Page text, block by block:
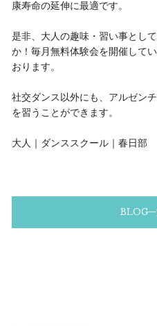
康寿命の延伸に最適です。
是非、大人の趣味・習い事とし
か！毎月無料体験会を開催して
おります。
社交ダンス以外にも、アルゼン
を習うことができます。
大人｜ダンススクール｜春日部
BLOG一